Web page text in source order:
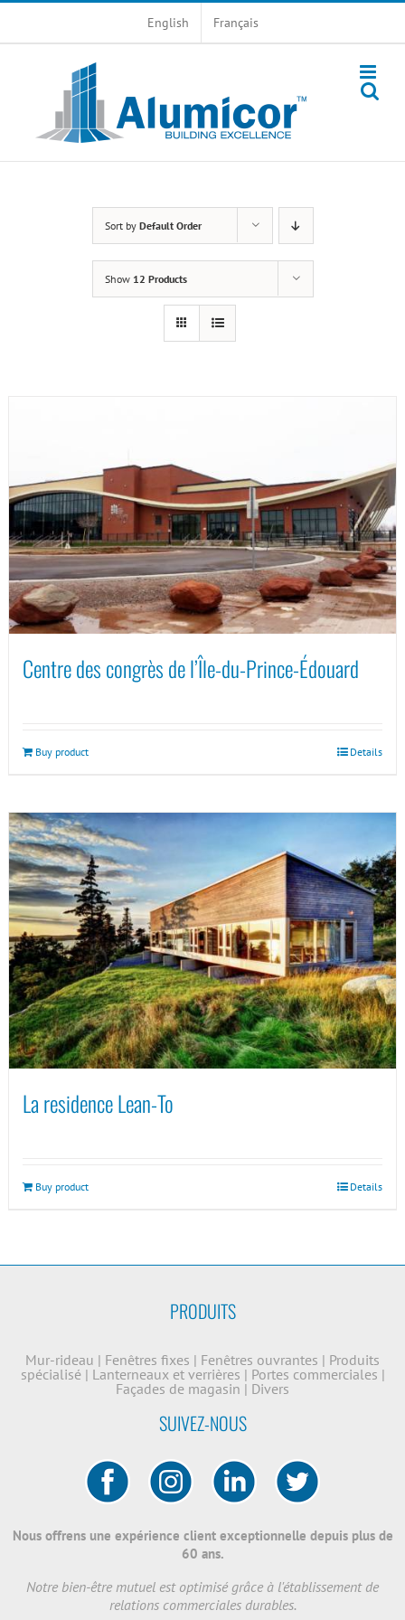
English Français
Sort by Default Order
Show 12 Products
Centre des congrès de l’Île-du-Prince-Édouard
Buy product Details
La residence Lean-To
Buy product Details
PRODUITS
Mur-rideau | Fenêtres fixes | Fenêtres ouvrantes | Produits
spécialisé | Lanterneaux et verrières | Portes commerciales |
Façades de magasin | Divers
SUIVEZ-NOUS
Nous offrens une expérience client exceptionnelle depuis plus de
60 ans.
Notre bien-être mutuel est optimisé grâce à l'établissement de
relations commerciales durables.